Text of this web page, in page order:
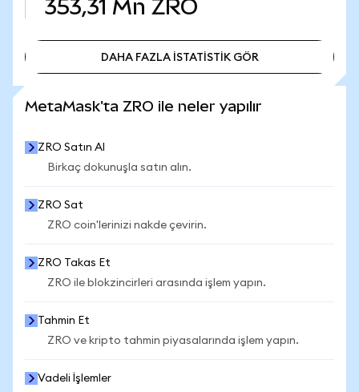
353,31 Mn ZRO
DAHA FAZLA İSTATİSTİK GÖR
MetaMask'ta ZRO ile neler yapılır
ZRO Satın Al
Birkaç dokunuşla satın alın.
ZRO Sat
ZRO coin'lerinizi nakde çevirin.
ZRO Takas Et
ZRO ile blokzincirleri arasında işlem yapın.
Tahmin Et
ZRO ve kripto tahmin piyasalarında işlem yapın.
Vadeli İşlemler